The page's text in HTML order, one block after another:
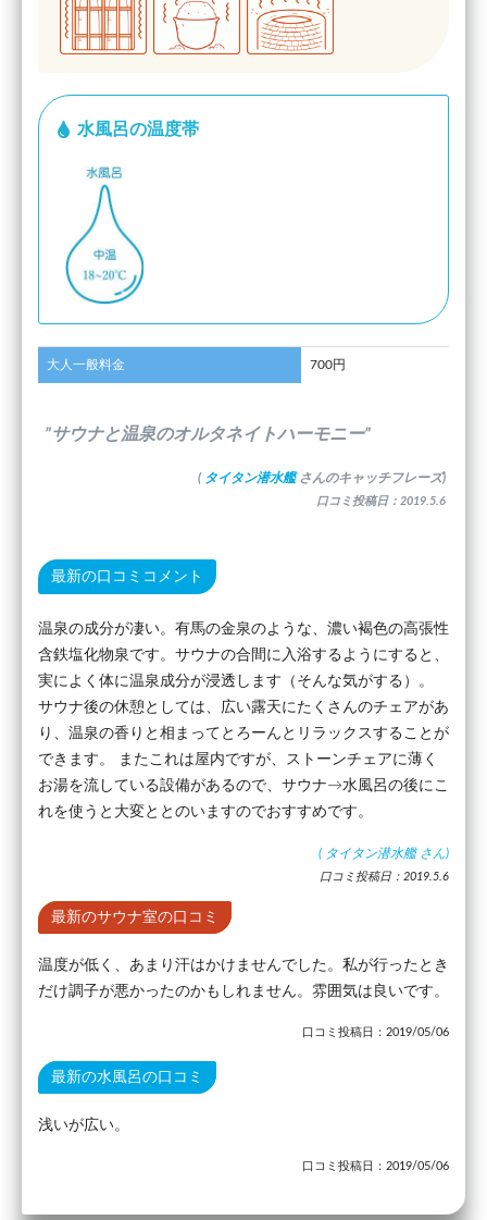
水風呂の温度帯
大人一般料金 700円
”サウナと温泉のオルタネイトハーモニー”
( タイタン潜水艦 さんのキャッチフレーズ)
口コミ投稿日：2019.5.6
最新の口コミコメント
温泉の成分が凄い。有馬の金泉のような、濃い褐色の高張性
含鉄塩化物泉です。サウナの合間に入浴するようにすると、
実によく体に温泉成分が浸透します（そんな気がする）。
サウナ後の休憩としては、広い露天にたくさんのチェアがあ
り、温泉の香りと相まってとろーんとリラックスすることが
できます。 またこれは屋内ですが、ストーンチェアに薄く
お湯を流している設備があるので、サウナ→水風呂の後にこ
れを使うと大変ととのいますのでおすすめです。
( タイタン潜水艦 さん)
口コミ投稿日：2019.5.6
最新のサウナ室の口コミ
温度が低く、あまり汗はかけませんでした。私が行ったとき
だけ調子が悪かったのかもしれません。雰囲気は良いです。
口コミ投稿日：2019/05/06
最新の水風呂の口コミ
浅いが広い。
口コミ投稿日：2019/05/06